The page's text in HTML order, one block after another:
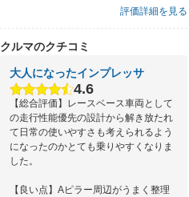
評価詳細を見る
クルマのクチコミ
大人になったインプレッサ
4.6
【総合評価】レースベース車両として
の走行性能優先の設計から解き放たれ
て日常の使いやすさも考えられるよう
になったのかとても乗りやすくなりま
した。
【良い点】Aピラー周辺がうまく整理